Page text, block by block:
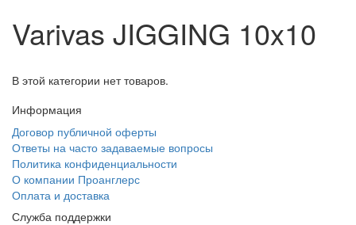
Varivas JIGGING 10x10
В этой категории нет товаров.
Информация
Договор публичной оферты
Ответы на часто задаваемые вопросы
Политика конфиденциальности
О компании Проанглерс
Оплата и доставка
Служба поддержки